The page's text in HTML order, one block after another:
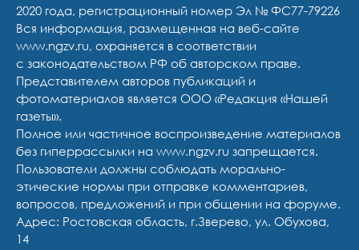
2020 года, регистрационный номер Эл № ФС77-79226
Вся информация, размещенная на веб-сайте
www.ngzv.ru, охраняется в соответствии
с законодательством РФ об авторском праве.
Представителем авторов публикаций и
фотоматериалов является ООО «Редакция «Нашей
газеты».
Полное или частичное воспроизведение материалов
без гиперрассылки на www.ngzv.ru запрещается.
Пользователи должны соблюдать морально-
этические нормы при отправке комментариев,
вопросов, предложений и при общении на форуме.
Адрес: Ростовская область, г.Зверево, ул. Обухова,
14